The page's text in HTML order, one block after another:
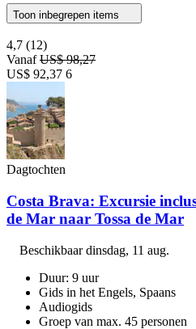
Toon inbegrepen items
4,7 (12)
VanafUS$ 98,27
US$ 92,37 6
Dagtochten
Costa Brava: Excursie
de Mar naar Tossa de Mar
Beschikbaardinsdag, 11 aug.
Duur: 9 uur
Gids in het Engels, Spaans
Audiogids
Groep van max. 45 personen